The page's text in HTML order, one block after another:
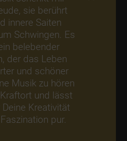
sie berührt
innere Saiten
Schwingen. Es
belebender
der das Leben
und schöner
Musik zu hören
und lässt
Kreativität
pur.